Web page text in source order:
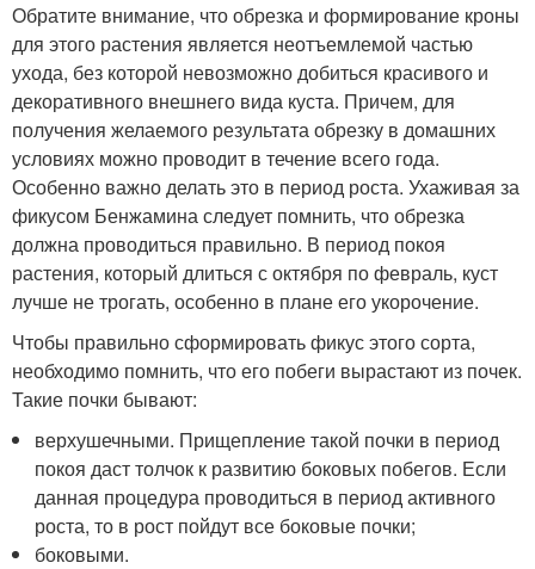
Обратите внимание, что обрезка и формирование кроны
для этого растения является неотъемлемой частью
ухода, без которой невозможно добиться красивого и
декоративного внешнего вида куста. Причем, для
получения желаемого результата обрезку в домашних
условиях можно проводит в течение всего года.
Особенно важно делать это в период роста. Ухаживая за
фикусом Бенжамина следует помнить, что обрезка
должна проводиться правильно. В период покоя
растения, который длиться с октября по февраль, куст
лучше не трогать, особенно в плане его укорочение.
Чтобы правильно сформировать фикус этого сорта,
необходимо помнить, что его побеги вырастают из почек.
Такие почки бывают:
верхушечными. Прищепление такой почки в период
покоя даст толчок к развитию боковых побегов. Если
данная процедура проводиться в период активного
роста, то в рост пойдут все боковые почки;
боковыми.